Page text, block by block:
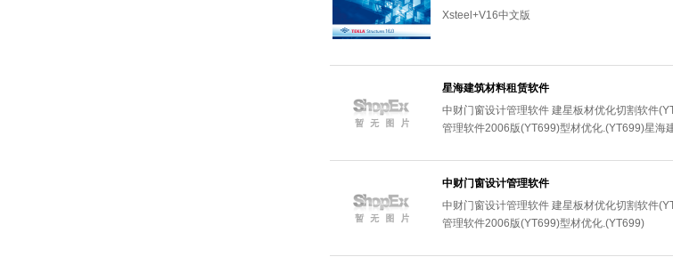
Xsteel+V16中文版
星海建筑材料租赁软件
中财门窗设计管理软件 建星板材优化切割软件
管理软件2006版(YT699)型材优化.(YT699)星海
中财门窗设计管理软件
中财门窗设计管理软件 建星板材优化切割软件
管理软件2006版(YT699)型材优化.(YT699)